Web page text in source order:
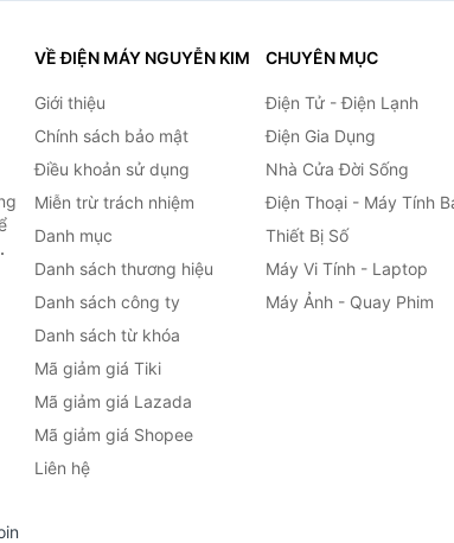
VỀ ĐIỆN MÁY NGUYỄN KIM
Giới thiệu
Chính sách bảo mật
Điều khoản sử dụng
Miễn trừ trách nhiệm
Danh mục
Danh sách thương hiệu
Danh sách công ty
Danh sách từ khóa
Mã giảm giá Tiki
Mã giảm giá Lazada
Mã giảm giá Shopee
Liên hệ
CHUYÊN MỤC
Điện Tử - Điện Lạnh
Điện Gia Dụng
Nhà Cửa Đời Sống
Điện Thoại - Máy Tính
Thiết Bị Số
Máy Vi Tính - Laptop
Máy Ảnh - Quay Phim